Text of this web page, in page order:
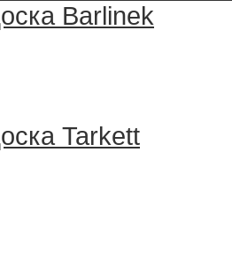
Barlinek
Tarkett